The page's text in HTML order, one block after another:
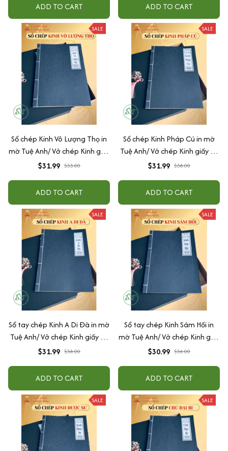
ADD TO CART ADD TO CART
SALE
Sổ chép Kinh Vô Lượng Thọ in
mờ Tuệ Anh/ Vở chép Kinh giấy
cổ (Tặng kèm Hộp đựng Kinh)
$31.99 $33.00
ADD TO CART
SALE
Sổ chép Kinh Pháp Cú in mờ
Tuệ Anh/ Vở chép Kinh giấy cổ
(Tặng kèm Hộp đựng)
$31.99 $38.00
ADD TO CART
SALE
Sổ tay chép Kinh A Di Đà in mờ
Tuệ Anh/ Vở chép Kinh giấy cổ
(Tặng kèm Hộp đựng Kinh)
$31.99 $38.00
ADD TO CART
SALE
Sổ tay chép Kinh Sám Hối in
mờ Tuệ Anh/ Vở chép Kinh giấy
cổ (Tặng kèm Hộp đựng)
$30.99 $36.00
ADD TO CART
SALE SALE